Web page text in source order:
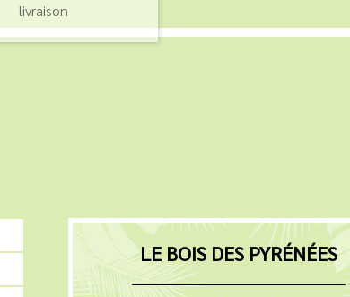
livraison
LE BOIS DES PYRÉNÉES